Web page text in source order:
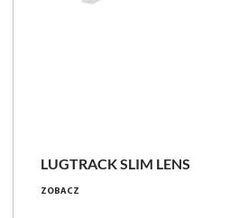
LUGTRACK SLIM LENS
ZOBACZ